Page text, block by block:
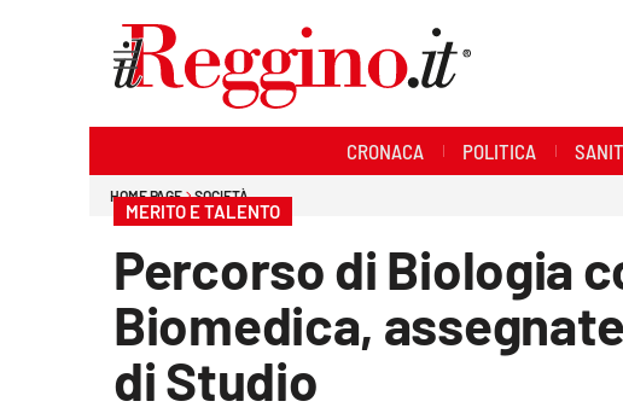
CRONACA POLITICA
HOME PAGE SOCIETÀ
MERITO E TALENTO
Percorso di Biologia
Biomedica,
di Studio